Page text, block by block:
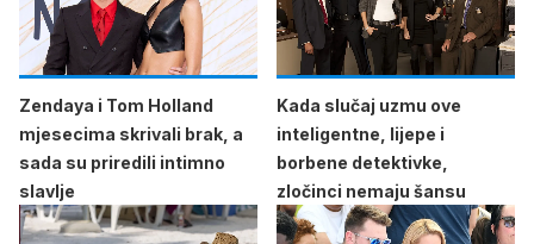
Zendaya i Tom Holland
mjesecima skrivali brak, a
sada su priredili intimno
slavlje
Kada slučaj uzmu ove
inteligentne, lijepe i
borbene detektivke,
zločinci nemaju šansu